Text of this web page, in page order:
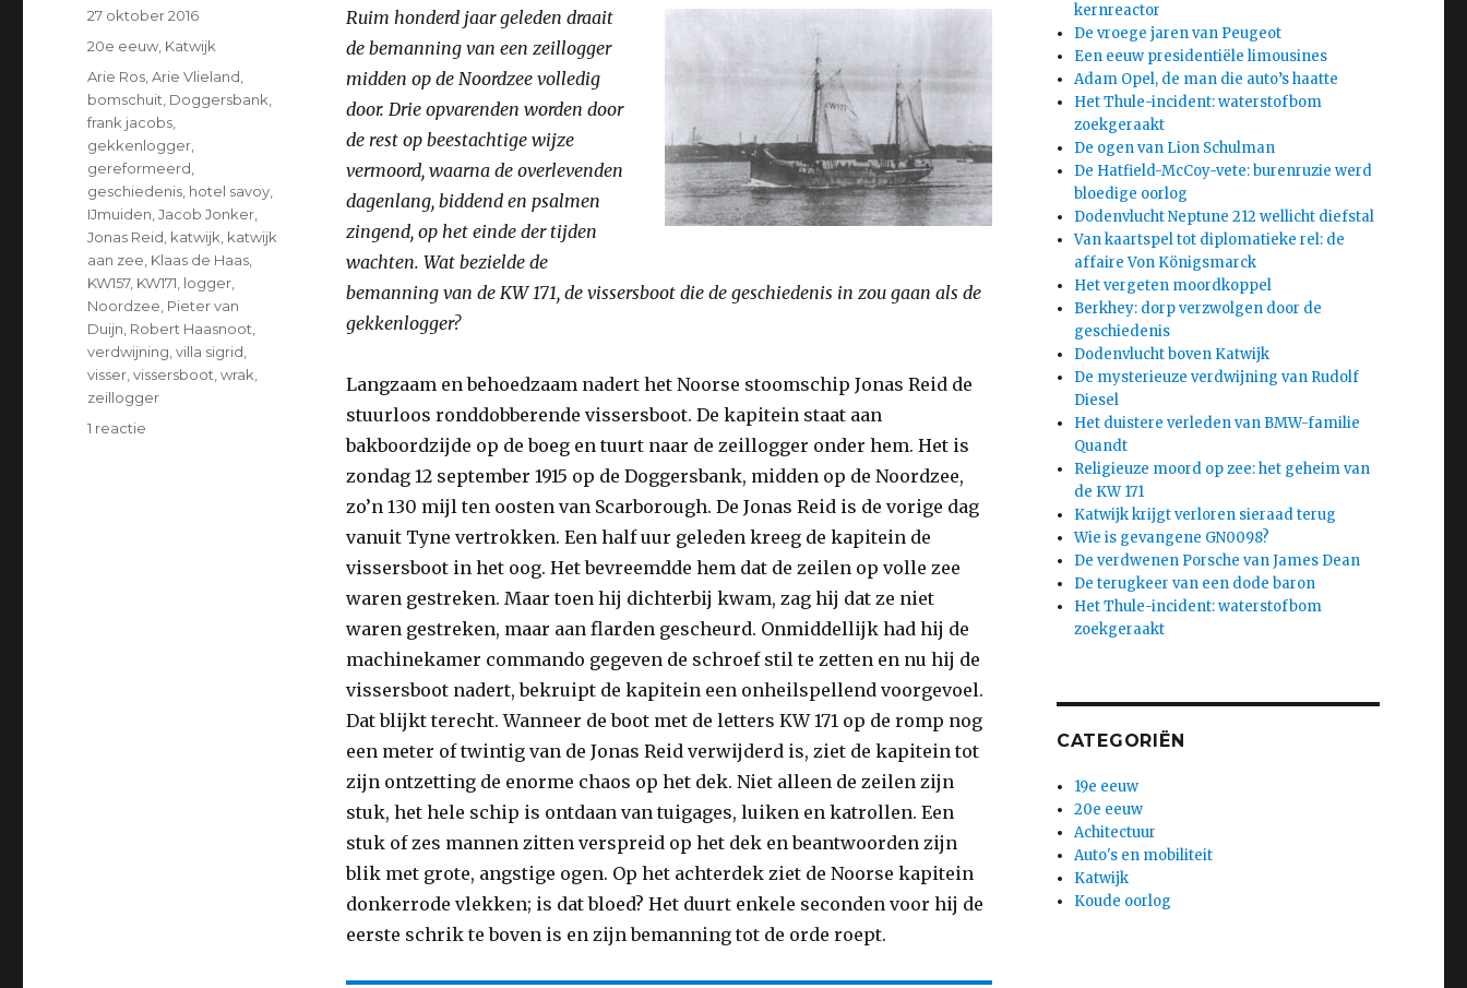
Ruim honderd jaar geleden draait
de bemanning van een zeillogger
midden op de Noordzee volledig
door. Drie opvarenden worden door
de rest op beestachtige wijze
vermoord, waarna de overlevenden
dagenlang, biddend en psalmen
zingend, op het einde der tijden
wachten. Wat bezielde de
bemanning van de KW 171, de vissersboot die de geschiedenis in zou gaan als de
gekkenlogger?
Langzaam en behoedzaam nadert het Noorse stoomschip Jonas Reid de
stuurloos ronddobberende vissersboot. De kapitein staat aan
bakboordzijde op de boeg en tuurt naar de zeillogger onder hem. Het is
zondag 12 september 1915 op de Doggersbank, midden op de Noordzee,
zo’n 130 mijl ten oosten van Scarborough. De Jonas Reid is de vorige dag
vanuit Tyne vertrokken. Een half uur geleden kreeg de kapitein de
vissersboot in het oog. Het bevreemdde hem dat de zeilen op volle zee
waren gestreken. Maar toen hij dichterbij kwam, zag hij dat ze niet
waren gestreken, maar aan flarden gescheurd. Onmiddellijk had hij de
machinekamer commando gegeven de schroef stil te zetten en nu hij de
vissersboot nadert, bekruipt de kapitein een onheilspellend voorgevoel.
Dat blijkt terecht. Wanneer de boot met de letters KW 171 op de romp nog
een meter of twintig van de Jonas Reid verwijderd is, ziet de kapitein tot
zijn ontzetting de enorme chaos op het dek. Niet alleen de zeilen zijn
stuk, het hele schip is ontdaan van tuigages, luiken en katrollen. Een
stuk of zes mannen zitten verspreid op het dek en beantwoorden zijn
blik met grote, angstige ogen. Op het achterdek ziet de Noorse kapitein
donkerrode vlekken; is dat bloed? Het duurt enkele seconden voor hij de
eerste schrik te boven is en zijn bemanning tot de orde roept.
Geplaatst
op
27 oktober 2016
Categorieën
20e eeuw Katwijk
Tags
Arie Ros ,Arie Vlieland
bomschuit Doggersbank
frank jacobs
gekkenlogger
gereformeerd
geschiedenis hotel savoy
IJmuiden ,Jacob Jonker
Jonas Reid katwijk katwijk
aan zee Klaas de Haas
KW157, KW171 logger
Noordzee Pieter van
Duijn Robert Haasnoot
verdwijning ,villa sigrid
visser ,vissersboot ,wrak
zeillogger
1 reactie
kernreactor
De vroege jaren van Peugeot
Een eeuw presidentiële limousines
Adam Opel, de man die auto’s haatte
Het Thule-incident: waterstofbom
zoekgeraakt
De ogen van Lion Schulman
De Hatfield-McCoy-vete: burenruzie werd
bloedige oorlog
Dodenvlucht Neptune 212 wellicht diefstal
Van kaartspel tot diplomatieke rel: de
affaire Von Königsmarck
Het vergeten moordkoppel
Berkhey: dorp verzwolgen door de
geschiedenis
Dodenvlucht boven Katwijk
De mysterieuze verdwijning van Rudolf
Diesel
Het duistere verleden van BMW-familie
Quandt
Religieuze moord op zee: het geheim van
de KW 171
Katwijk krijgt verloren sieraad terug
Wie is gevangene GN0098?
De verdwenen Porsche van James Dean
De terugkeer van een dode baron
Het Thule-incident: waterstofbom
zoekgeraakt
CATEGORIËN
19e eeuw
20e eeuw
Achitectuur
Auto's en mobiliteit
Katwijk
Koude oorlog